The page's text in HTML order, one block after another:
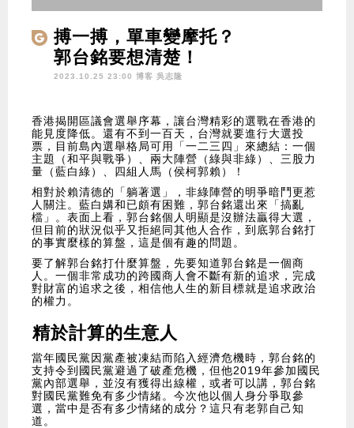
搏一搏，單車變摩托？
郭台銘要想清楚！
2023.10.25 23:00 博客 吳志隆
香港揭開區議會選舉序幕，讓台灣精彩的選戰在香港的
能見度降低。還有不到一百天，台灣就要進行大選投
票，目前島內選舉格局可用「一二三四」來總結：一個
主題（和平與戰爭）、兩大陣營（綠與非綠）、三股力
量（藍白綠）、四組人馬（侯柯郭賴）！
相對於賴清德的「躺著選」，非綠陣營的明爭暗鬥更惹
人關注。藍白媾和已頗有困難，郭台銘還出來「搞亂
檔」。表面上看，郭台銘個人明顯是沒辦法贏得大選，
但目前的狀況似乎又拒絕同其他人合作，到底郭台銘打
的事實麼樣的算盤，這是個有趣的問題。
要了解郭台銘打什麼算盤，先要知道郭台銘是一個商
人。一個非常成功的跨國商人會不斷有新的追求，完成
對財富的追求之後，相信他人生的新目標就是追求政治
的權力。
精於計算的生意人
當年國民黨因黨產被凍結而陷入經濟危機時，郭台銘的
支持令到國民黨避過了破產危機，但他2019年參加國民
黨內部選舉，並沒有獲得出線權，或者可以講，郭台銘
對國民黨難免有多少情緒。今次他以個人身分爭取參
選，當中是否有多少情緒的成分？這只有老郭自己知
道。